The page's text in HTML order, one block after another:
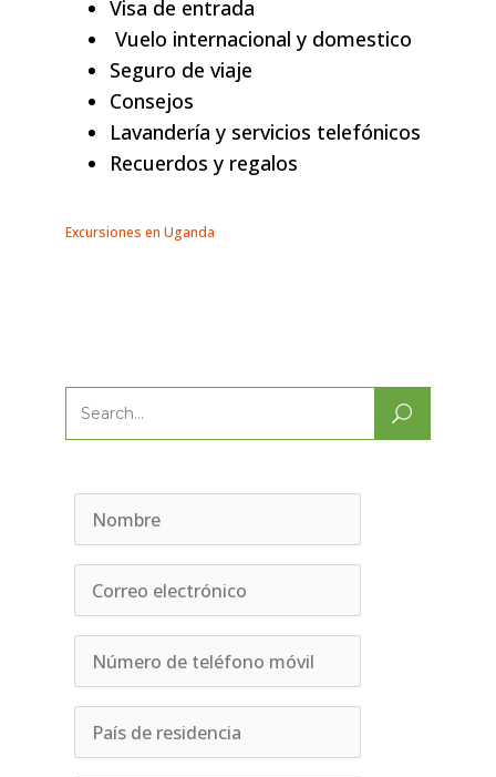
Visa de entrada
Vuelo internacional y domestico
Seguro de viaje
Consejos
Lavandería y servicios telefónicos
Recuerdos y regalos
Excursiones en Uganda
Search